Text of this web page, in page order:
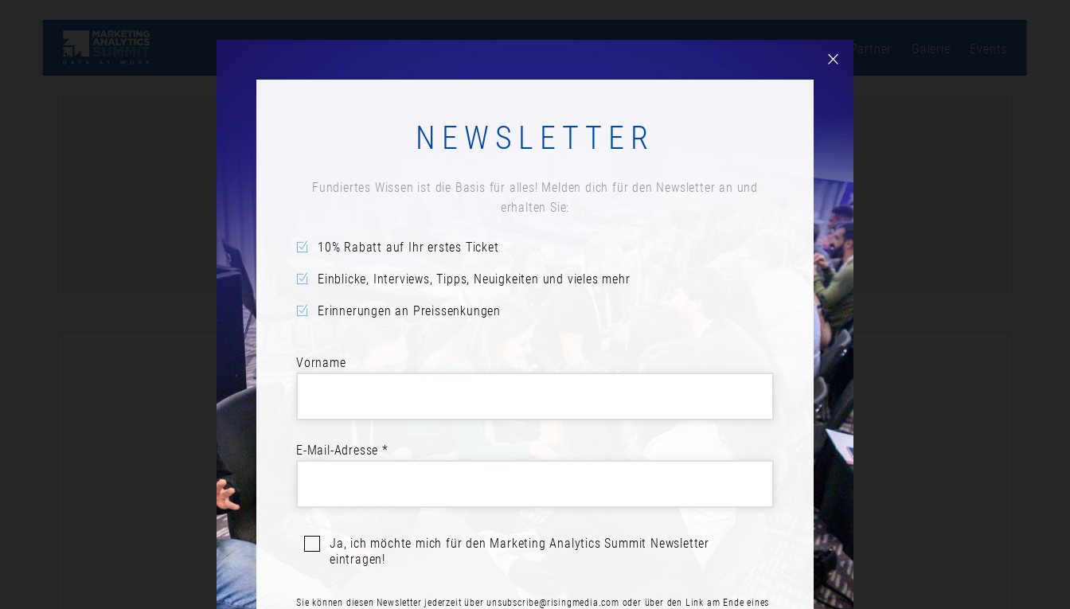
Partner Galerie Events
KURZE PAUSE
Datum:
Montag, 17. November 2025
14:45
BEREIT ZUR TEILNAHME?
Jetzt anmelden! Schließen Sie sich Ihren Kollegen an.
JETZT ANMELDEN
NEWSLETTER
Fundiertes Wissen ist die Basis für alles! Melden dich für den Newsletter an und
erhalten Sie:
10% Rabatt auf Ihr erstes Ticket
Einblicke, Interviews, Tipps, Neuigkeiten und vieles mehr
Erinnerungen an Preissenkungen
Vorname
E-Mail-Adresse *
Ja, ich möchte mich für den Marketing Analytics Summit Newsletter
eintragen!
Sie können diesen Newsletter jederzeit überunsubscribe@risingmedia.com oder über den Link am Ende eines